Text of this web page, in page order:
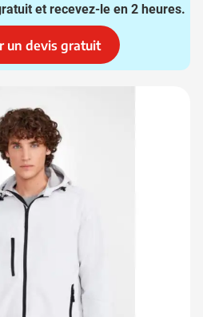
et recevez-le en 2 heures.
un devis gratuit